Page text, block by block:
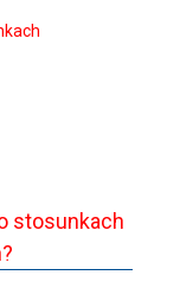
stosunkach